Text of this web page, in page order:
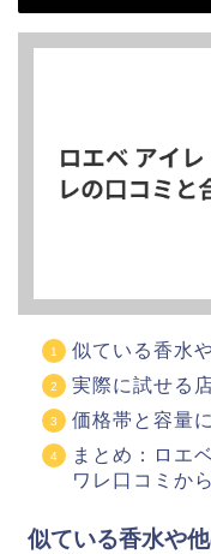
似ている香水
実際に試せる
価格帯と容量
まとめ：ロエ
ワレ口コミか
似ている香水や